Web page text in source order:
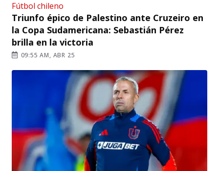
Fútbol chileno
Triunfo épico de Palestino ante Cruzeiro en
la Copa Sudamericana: Sebastián Pérez
brilla en la victoria
09:55 AM, ABR 25